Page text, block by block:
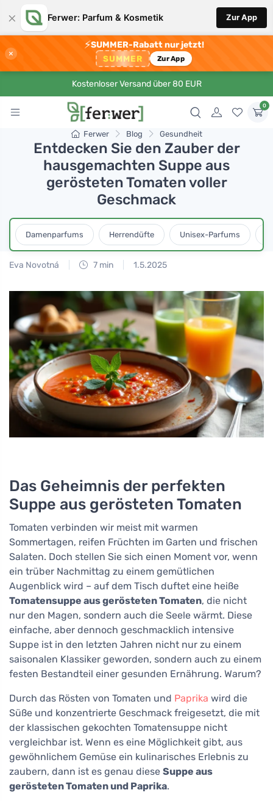
× Ferwer: Parfum & Kosmetik Zur App
×
⚡SUMMER-Rabatt nur jetzt!
SUMMER Zur App
Kostenloser Versand über 80 EUR
0
Ferwer Blog Gesundheit
Entdecken Sie den Zauber der
hausgemachten Suppe aus
gerösteten Tomaten voller
Geschmack
Damenparfums Herrendüfte Unisex-Parfums
Eva Novotná 7 min 1.5.2025
Das Geheimnis der perfekten
Suppe aus gerösteten Tomaten
Tomaten verbinden wir meist mit warmen
Sommertagen, reifen Früchten im Garten und frischen
Salaten. Doch stellen Sie sich einen Moment vor, wenn
ein trüber Nachmittag zu einem gemütlichen
Augenblick wird – auf dem Tisch duftet eine heiße
Tomatensuppe aus gerösteten Tomaten, die nicht
nur den Magen, sondern auch die Seele wärmt. Diese
einfache, aber dennoch geschmacklich intensive
Suppe ist in den letzten Jahren nicht nur zu einem
saisonalen Klassiker geworden, sondern auch zu einem
festen Bestandteil einer gesunden Ernährung. Warum?
Durch das Rösten von Tomaten und Paprika wird die
Süße und konzentrierte Geschmack freigesetzt, die mit
der klassischen gekochten Tomatensuppe nicht
vergleichbar ist. Wenn es eine Möglichkeit gibt, aus
gewöhnlichem Gemüse ein kulinarisches Erlebnis zu
zaubern, dann ist es genau diese Suppe aus
gerösteten Tomaten und Paprika.